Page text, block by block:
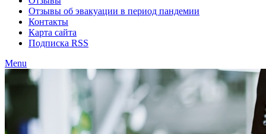
Отзывы об эвакуации в период пандемии
Контакты
Карта сайта
Подписка RSS
Menu